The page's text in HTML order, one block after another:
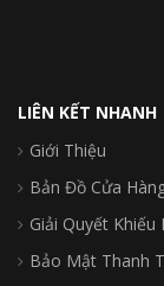
LIÊN KẾT NHANH
Giới Thiệu
Bản Đồ Cửa
Giải Quyết Khiếu
Bảo Mật Thanh